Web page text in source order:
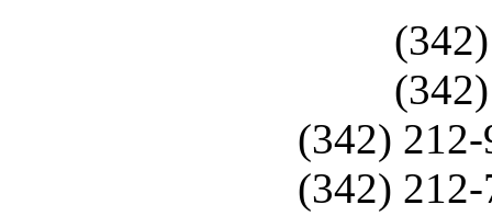
(342)
(342)